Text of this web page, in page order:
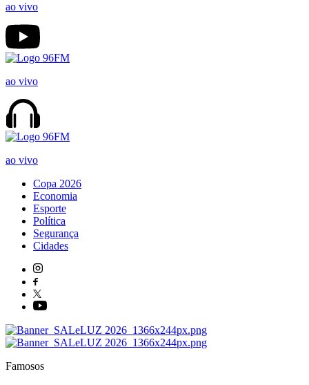
ao vivo
ao vivo
ao vivo
Copa 2026
Economia
Esporte
Política
Segurança
Cidades
Famosos